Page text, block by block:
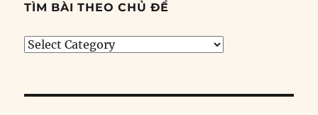
TÌM BÀI THEO CHỦ ĐỀ
Tìm